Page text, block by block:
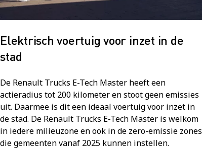
Elektrisch voertuig voor inzet in de
stad
De Renault Trucks E-Tech Master heeft een
actieradius tot 200 kilometer en stoot geen emissies
uit. Daarmee is dit een ideaal voertuig voor inzet in
de stad. De Renault Trucks E-Tech Master is welkom
in iedere milieuzone en ook in de zero-emissie zones
die gemeenten vanaf 2025 kunnen instellen.